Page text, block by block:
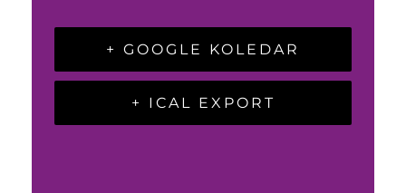
+ GOOGLE KOLEDAR
+ ICAL EXPORT